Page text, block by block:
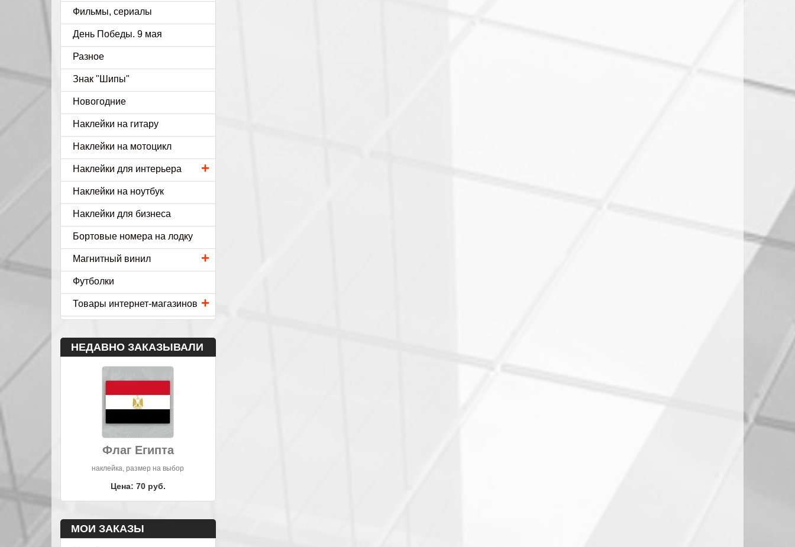
Фильмы, сериалы
День Победы. 9 мая
Разное
Знак "Шипы"
Новогодние
Наклейки на гитару
Наклейки на мотоцикл
+
Наклейки для интерьера
Наклейки на ноутбук
Наклейки для бизнеса
Бортовые номера на лодку
+
Магнитный винил
Футболки
+
Товары интернет-магазинов
НЕДАВНО ЗАКАЗЫВАЛИ
Флаг Египта
наклейка, размер на выбор
Цена: 70 руб.
МОИ ЗАКАЗЫ